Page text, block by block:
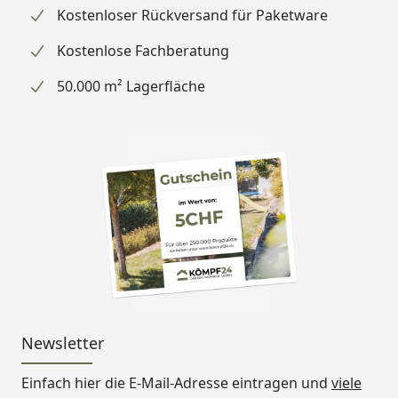
Wandstärke
38 mm
Material
Wände: Massivholz
Fichte-Profilholz
Massivholz
Liege: Spezial-Fichte-
Massivholz
Dachkranz: Fichte-
Massivholz
Nordische Fichte,
Wand
Kostenloser Rückversand für Paketware
Kostenlose Fachberatung
50.000 m² Lagerfläche
Newsletter
Einfach hier die E-Mail-Adresse eintragen und viele